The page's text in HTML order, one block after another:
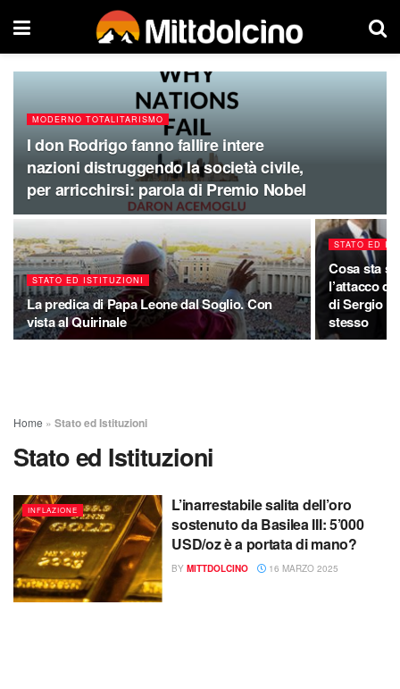
MODERNO TOTALITARISMO
I don Rodrigo fanno fallire intere
nazioni distruggendo la società civile,
per arricchirsi: parola di Premio Nobel
STATO ED ISTITUZIONI
La predica di Papa Leone dal Soglio. Con
vista al Quirinale
STATO ED
Cosa sta
l’attacco
di Sergio
stesso
Home » Stato ed Istituzioni
Stato ed Istituzioni
INFLAZIONE
L’inarrestabile salita dell’oro
sostenuto da Basilea III: 5’000
USD/oz è a portata di mano?
BY MITTDOLCINO 16 MARZO 2025